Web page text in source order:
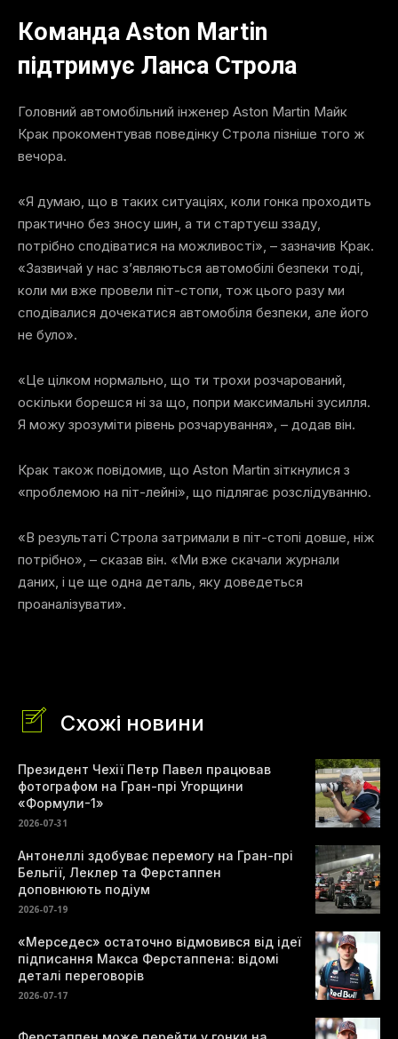
Команда Aston Martin
підтримує Ланса Строла
Головний автомобільний інженер Aston Martin Майк
Крак прокоментував поведінку Строла пізніше того ж
вечора.
«Я думаю, що в таких ситуаціях, коли гонка проходить
практично без зносу шин, а ти стартуєш ззаду,
потрібно сподіватися на можливості», – зазначив Крак.
«Зазвичай у нас з’являються автомобілі безпеки тоді,
коли ми вже провели піт-стопи, тож цього разу ми
сподівалися дочекатися автомобіля безпеки, але його
не було».
«Це цілком нормально, що ти трохи розчарований,
оскільки борешся ні за що, попри максимальні зусилля.
Я можу зрозуміти рівень розчарування», – додав він.
Крак також повідомив, що Aston Martin зіткнулися з
«проблемою на піт-лейні», що підлягає розслідуванню.
«В результаті Строла затримали в піт-стопі довше, ніж
потрібно», – сказав він. «Ми вже скачали журнали
даних, і це ще одна деталь, яку доведеться
проаналізувати».
Схожі новини
Президент Чехії Петр Павел працював
фотографом на Гран-прі Угорщини
«Формули-1»
2026-07-31
Антонеллі здобуває перемогу на Гран-прі
Бельгії, Леклер та Ферстаппен
доповнюють подіум
2026-07-19
«Мерседес» остаточно відмовився від ідеї
підписання Макса Ферстаппена: відомі
деталі переговорів
2026-07-17